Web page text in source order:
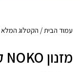
עמוד הבית/ הקטלוג המלא
מזנון NOKO קטן אפור